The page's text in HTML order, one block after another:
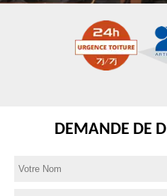
DEMANDE DE